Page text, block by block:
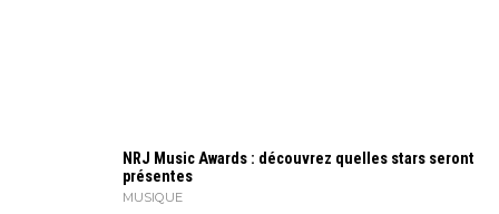
NRJ Music Awards : découvrez quelles stars seront
présentes
MUSIQUE